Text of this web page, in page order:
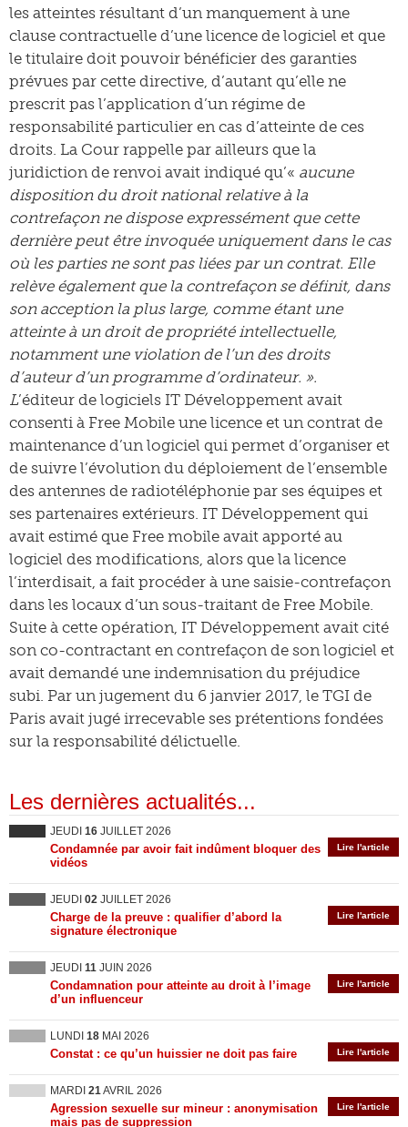
les atteintes résultant d’un manquement à une
clause contractuelle d’une licence de logiciel et que
le titulaire doit pouvoir bénéficier des garanties
prévues par cette directive, d’autant qu’elle ne
prescrit pas l’application d’un régime de
responsabilité particulier en cas d’atteinte de ces
droits. La Cour rappelle par ailleurs que la
juridiction de renvoi avait indiqué qu’« aucune
disposition du droit national relative à la
contrefaçon ne dispose expressément que cette
dernière peut être invoquée uniquement dans le cas
où les parties ne sont pas liées par un contrat. Elle
relève également que la contrefaçon se définit, dans
son acception la plus large, comme étant une
atteinte à un droit de propriété intellectuelle,
notamment une violation de l’un des droits
d’auteur d’un programme d’ordinateur. ».
L’éditeur de logiciels IT Développement avait
consenti à Free Mobile une licence et un contrat de
maintenance d’un logiciel qui permet d’organiser et
de suivre l’évolution du déploiement de l’ensemble
des antennes de radiotéléphonie par ses équipes et
ses partenaires extérieurs. IT Développement qui
avait estimé que Free mobile avait apporté au
logiciel des modifications, alors que la licence
l’interdisait, a fait procéder à une saisie-contrefaçon
dans les locaux d’un sous-traitant de Free Mobile.
Suite à cette opération, IT Développement avait cité
son co-contractant en contrefaçon de son logiciel et
avait demandé une indemnisation du préjudice
subi. Par un jugement du 6 janvier 2017, le TGI de
Paris avait jugé irrecevable ses prétentions fondées
sur la responsabilité délictuelle.
Les dernières actualités...
JEUDI 16 JUILLET 2026
Lire l'article
Condamnée par avoir fait indûment bloquer des
vidéos
JEUDI 02 JUILLET 2026
Lire l'article
Charge de la preuve : qualifier d’abord la
signature électronique
JEUDI 11 JUIN 2026
Lire l'article
Condamnation pour atteinte au droit à l’image
d’un influenceur
LUNDI 18 MAI 2026
Lire l'article
Constat : ce qu’un huissier ne doit pas faire
MARDI 21AVRIL 2026
Lire l'article
Agression sexuelle sur mineur : anonymisation
mais pas de suppression